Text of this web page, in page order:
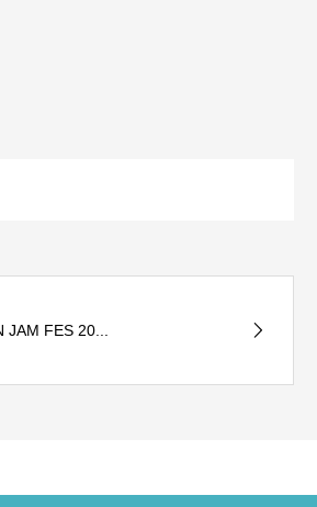
JAM FES 20...